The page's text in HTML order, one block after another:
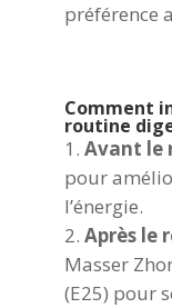
préférence
Comment
routine
Avant le
pour
l’énergie.
Après le
Masser
(E25) pour